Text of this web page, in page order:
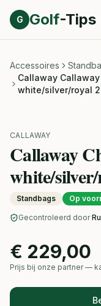
Direct naar inhoud
G Golf-Tips
Accessoires
Callaway
white/silver/royal
CALLAWAY
Callaway
white/
Standbags Op
Gecontroleerd door
€ 229,00
Prijs bij onze partner —